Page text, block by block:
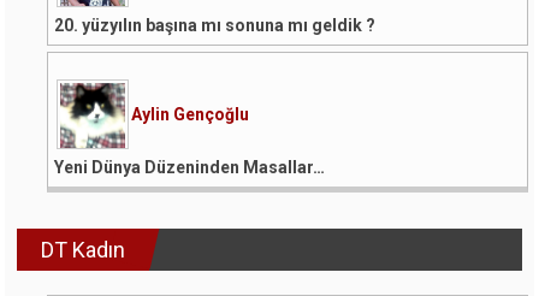
20. yüzyılın başına mı sonuna mı geldik ?
Aylin Gençoğlu
Yeni Dünya Düzeninden Masallar…
DT Kadın